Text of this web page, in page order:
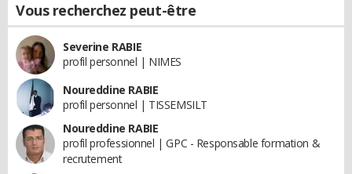
Vous recherchez peut-être
Severine RABIE
profil personnel | NIMES
Noureddine RABIE
profil personnel | TISSEMSILT
Noureddine RABIE
profil professionnel | GPC - Responsable formation &
recrutement